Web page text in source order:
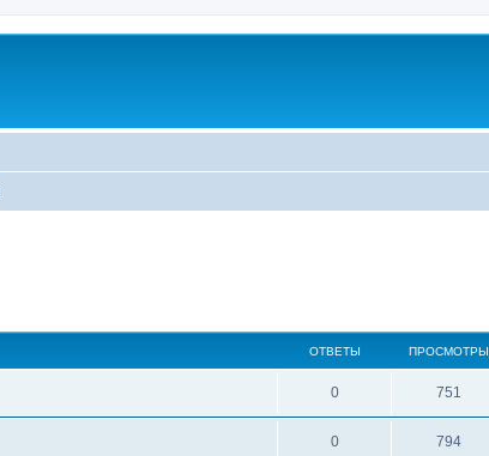
ОТВЕТЫ ПРОСМОТРЫ
0 751
0 794